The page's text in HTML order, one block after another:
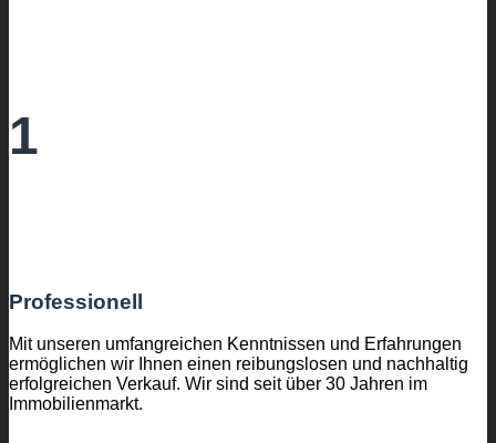
1
Professionell
Mit unseren umfangreichen Kenntnissen und Erfahrungen
ermöglichen wir Ihnen einen reibungslosen und nachhaltig
erfolgreichen Verkauf. Wir sind seit über 30 Jahren im
Immobilienmarkt.